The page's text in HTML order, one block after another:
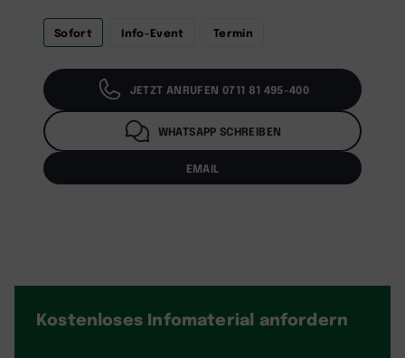
Sofort Info-Event Termin
JETZT ANRUFEN 0711 81 495-400
WHATSAPP SCHREIBEN
EMAIL
Kostenloses Infomaterial anfordern